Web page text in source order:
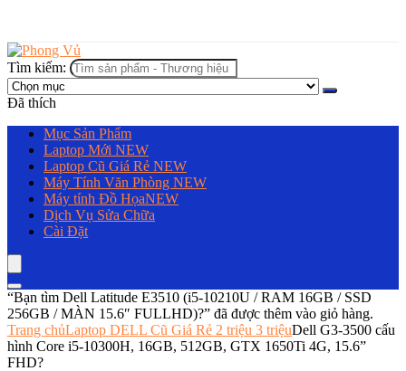
Tìm kiếm:
Đã thích
Mục Sản Phẩm
Laptop Mới NEW
Laptop Cũ Giá Rẻ NEW
Máy Tính Văn Phòng NEW
Máy tính Đồ HọaNEW
Dịch Vụ Sửa Chữa
Cài Đặt
“Bạn tìm Dell Latitude E3510 (i5-10210U / RAM 16GB / SSD
256GB / MÀN 15.6″ FULLHD)?” đã được thêm vào giỏ hàng.
Trang chủLaptop DELL Cũ Giá Rẻ 2 triệu 3 triệuDell G3-3500 cấu
hình Core i5-10300H, 16GB, 512GB, GTX 1650Ti 4G, 15.6”
FHD?